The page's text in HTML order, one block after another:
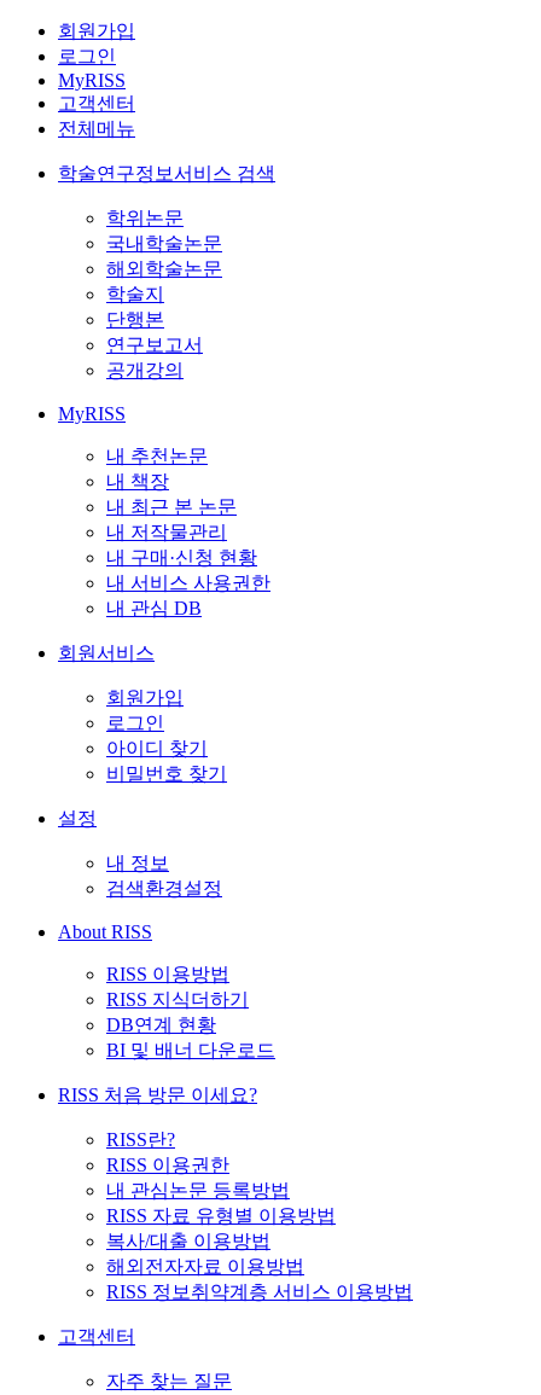
회원가입
로그인
MyRISS
고객센터
전체메뉴
학술연구정보서비스 검색
학위논문
국내학술논문
해외학술논문
학술지
단행본
연구보고서
공개강의
MyRISS
내 추천논문
내 책장
내 최근 본 논문
내 저작물관리
내 구매·신청 현황
내 서비스 사용권한
내 관심 DB
회원서비스
회원가입
로그인
아이디 찾기
비밀번호 찾기
설정
내 정보
검색환경설정
About RISS
RISS 이용방법
RISS 지식더하기
DB연계 현황
BI 및 배너 다운로드
RISS 처음 방문 이세요?
RISS란?
RISS 이용권한
내 관심논문 등록방법
RISS 자료 유형별 이용방법
복사/대출 이용방법
해외전자자료 이용방법
RISS 정보취약계층 서비스 이용방법
고객센터
자주 찾는 질문